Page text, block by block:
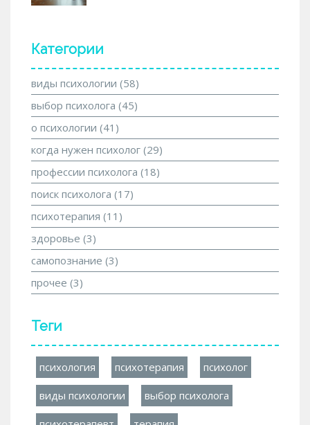
Категории
виды психологии (58)
выбор психолога (45)
о психологии (41)
когда нужен психолог (29)
профессии психолога (18)
поиск психолога (17)
психотерапия (11)
здоровье (3)
самопознание (3)
прочее (3)
Теги
психология психотерапия психолог
виды психологии выбор психолога